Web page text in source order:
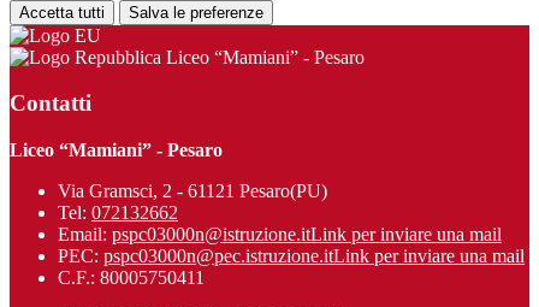
Accetta tutti Salva le preferenze
Liceo “Mamiani” - Pesaro
Contatti
Liceo “Mamiani” - Pesaro
Via Gramsci, 2 - 61121 Pesaro(PU)
Tel: 072132662
Email: pspc03000n@istruzione.itLink per inviare una mail
PEC: pspc03000n@pec.istruzione.itLink per inviare una mail
C.F.: 80005750411